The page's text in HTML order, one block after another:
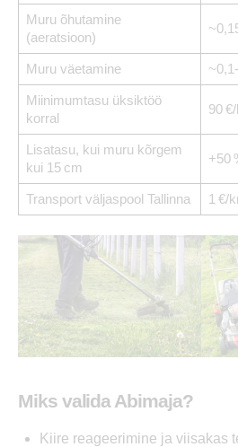
Muru õhutamine
(aeratsioon)
Muru väetamine
Miinimumtasu üksiktöö
korral
90
Lisatasu, kui muru kõrgem
kui 15 cm
+50
Transport väljaspool Tallinna 1 €/
Miks valida Abimaja?
Kiire reageerimine ja viisakas